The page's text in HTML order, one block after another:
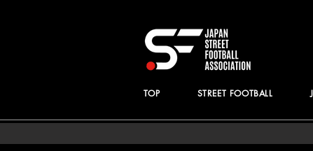
TOP STREET FOOTBALL